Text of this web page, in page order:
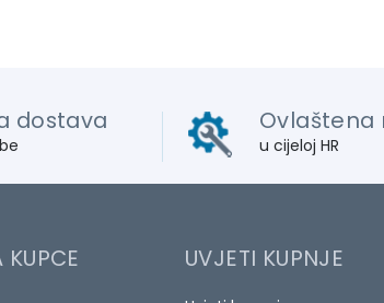
dostava Ovlaštena
u cijeloj HR
UVJETI KUPNJE